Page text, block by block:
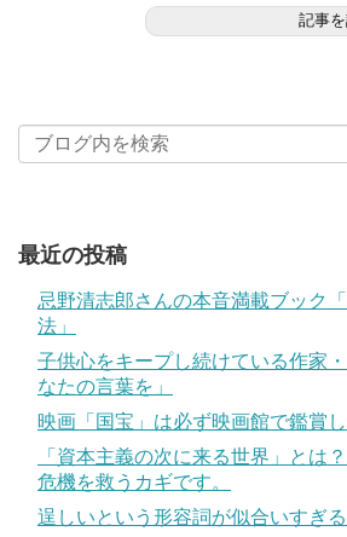
記事
最近の投稿
忌野清志郎さんの本音満載ブック
法」
子供心をキープし続けている作家
なたの言葉を」
映画「国宝」は必ず映画館で鑑賞し
「資本主義の次に来る世界」と
危機を救うカギです。
逞しいという形容詞が似合いすぎ